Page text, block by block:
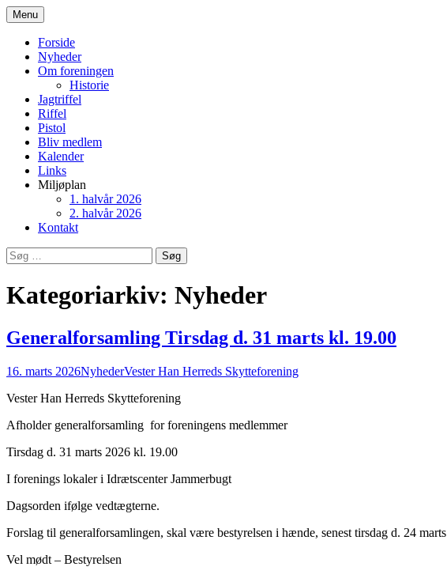
Hop
til
indhold
Vester Han Herreds Skytteforening
Menu
Forside
Nyheder
Om foreningen
Historie
Jagtriffel
Riffel
Pistol
Bliv medlem
Kalender
Links
Miljøplan
1. halvår 2026
2. halvår 2026
Kontakt
Søg
efter:
Kategoriarkiv: Nyheder
Generalforsamling Tirsdag d. 31 marts kl. 19.00
16. marts 2026NyhederVester Han Herreds Skytteforening
Vester Han Herreds Skytteforening
Afholder generalforsamling for foreningens medlemmer
Tirsdag d. 31 marts 2026 kl. 19.00
I forenings lokaler i Idrætscenter Jammerbugt
Dagsorden ifølge vedtægterne.
Forslag til generalforsamlingen, skal være bestyrelsen i hænde, senest tirsdag d. 24 marts
Vel mødt – Bestyrelsen